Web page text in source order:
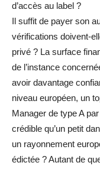
d’accès au label ?
Il suffit de payer son
vérifications doivent-
privé ? La surface
de l’instance
avoir davantage
niveau européen, un
Manager de type A
crédible qu’un petit
un rayonnement
édictée ? Autant de